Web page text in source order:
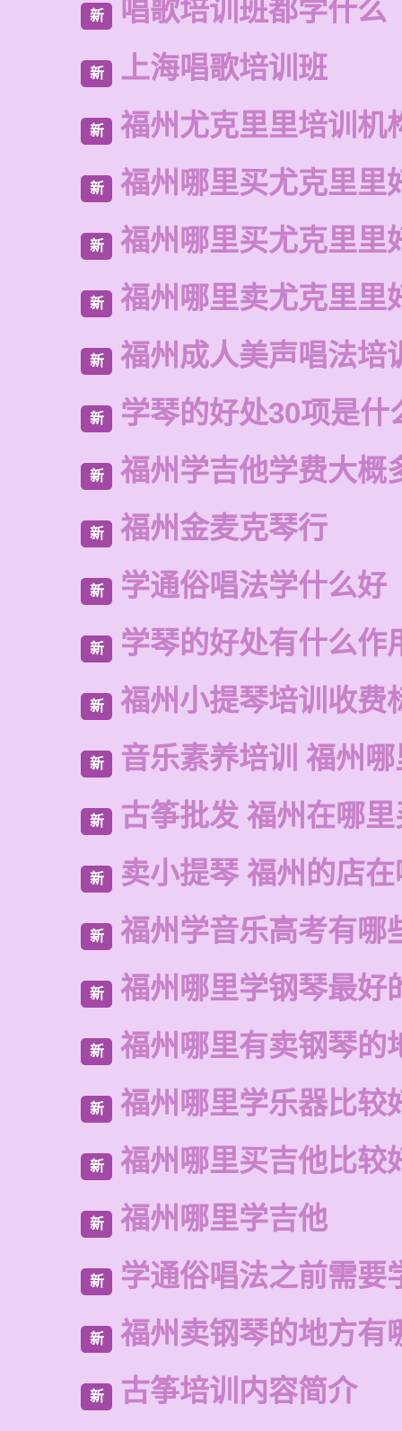
新 唱歌培训班都学什么
新 上海唱歌培训班
新 福州尤克里里培训机
新 福州哪里买尤克里里
新 福州哪里买尤克里里
新 福州哪里卖尤克里里
新 福州成人美声唱法培
新 学琴的好处30项是什
新 福州学吉他学费大概
新 福州金麦克琴行
新 学通俗唱法学什么好
新 学琴的好处有什么作
新 福州小提琴培训收费
新 音乐素养培训 福州
新 古筝批发 福州在哪
新 卖小提琴 福州的店
新 福州学音乐高考有哪
新 福州哪里学钢琴最好
新 福州哪里有卖钢琴的
新 福州哪里学乐器比较
新 福州哪里买吉他比较
新 福州哪里学吉他
新 学通俗唱法之前需要
新 福州卖钢琴的地方有
新 古筝培训内容简介